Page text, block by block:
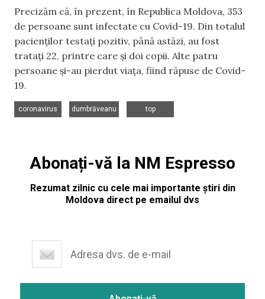
Precizăm că, în prezent, în Republica Moldova, 353
de persoane sunt infectate cu Covid-19. Din totalul
pacienților testați pozitiv, până astăzi, au fost
tratați 22, printre care și doi copii. Alte patru
persoane și-au pierdut viața, fiind răpuse de Covid-
19.
coronavirus
dumbrăveanu
top
Abonați-vă la NM Espresso
Rezumat zilnic cu cele mai importante știri din
Moldova direct pe emailul dvs